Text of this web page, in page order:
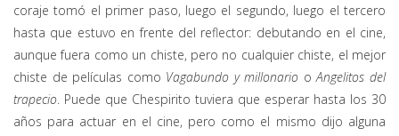
coraje tomó el primer paso, luego el segundo, luego el tercero
hasta que estuvo en frente del reflector: debutando en el cine,
aunque fuera como un chiste, pero no cualquier chiste, el mejor
chiste de películas como Vagabundo y millonario oAngelitos del
trapecio . Puede que Chespirito tuviera que esperar hasta los 30
años para actuar en el cine, pero como el mismo dijo alguna